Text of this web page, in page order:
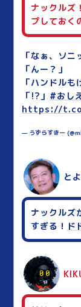
ナックルズ
プしておく
「なぁ、ソニ
「んー？」
「ハンドルも
「!?」 #おし
https://t.co/
— うずらすきー
と
ナックルズ
すぎる！ ド